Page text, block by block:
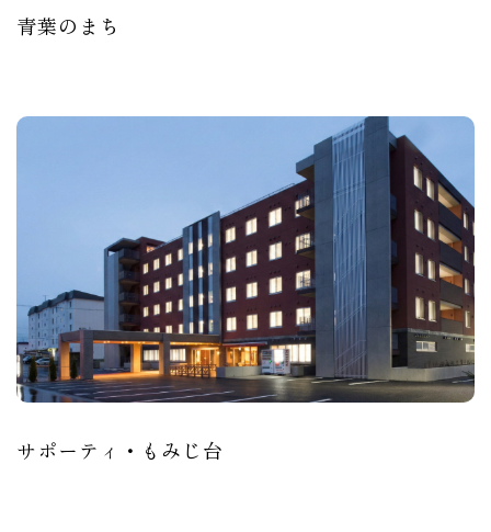
青葉のまち
サポーティ・もみじ台